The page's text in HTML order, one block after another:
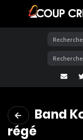
Coup Critique
Band
régé